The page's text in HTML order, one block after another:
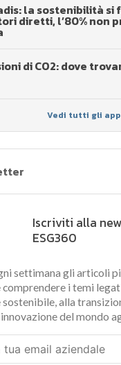
la sostenibilità si
diretti, l’80% non
di CO2: dove
Vedi tutti gli
Iscriviti alla
ESG360
settimana gli articoli
i temi legati
alla
innovazione del mondo